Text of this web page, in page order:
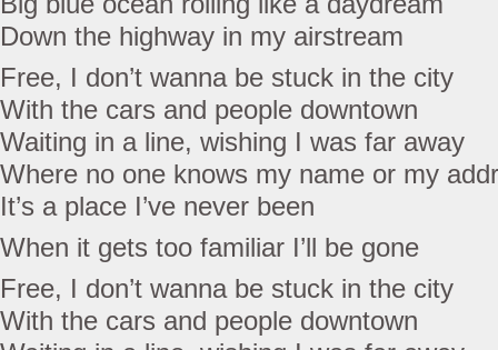
Down the highway in my airstream
Free, I don’t wanna be stuck in the city
With the cars and people downtown
Waiting in a line, wishing I was far away
Where no one knows my name or my
It’s a place I’ve never been
When it gets too familiar I’ll be gone
Free, I don’t wanna be stuck in the city
With the cars and people downtown